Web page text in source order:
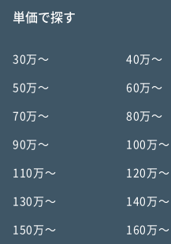
単価で探す
30万〜 40万〜
50万〜 60万〜
70万〜 80万〜
90万〜 100万〜
110万〜 120万〜
130万〜 140万〜
150万〜 160万〜